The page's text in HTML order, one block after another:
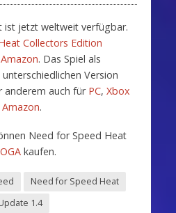
ist jetzt weltweit verfügbar.
Collectors Edition
Amazon. Das Spiel als
Version
anderem auch für PC, Xbox
Amazon.
Need for Speed Heat
kaufen.
Need for Speed Heat
1.4